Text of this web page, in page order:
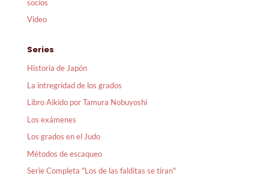
socios
Video
Series
Historia de Japón
La intregridad de los grados
Libro Aikido por Tamura Nobuyoshi
Los exámenes
Los grados en el Judo
Métodos de escaqueo
Serie Completa "Los de las falditas se tiran"